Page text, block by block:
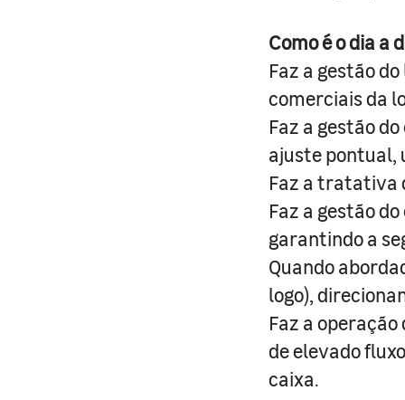
Como é o dia a
Faz a gestão
comerciais da
Faz a gestão
ajuste pontual,
Faz a tratativa
Faz a gestão
garantindo a
Quando
logo),
Faz a
de elevado
caixa.